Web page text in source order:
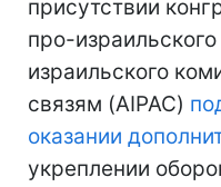
присутствии
про-
израильского
связям (AIPAC)
оказании
укреплении